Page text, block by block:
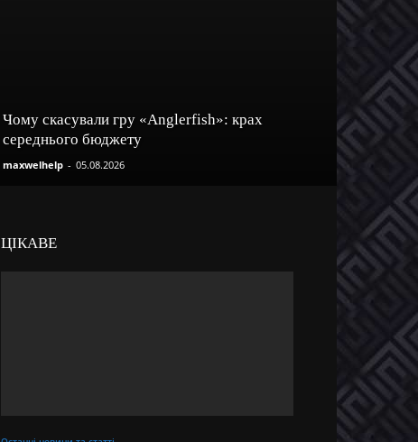
Чому скасували гру «Anglerfish»: крах
середнього бюджету
maxwelhelp - 05.08.2026
ЦІКАВЕ